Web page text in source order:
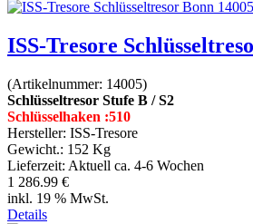
ISS-Tresore
(Artikelnummer: 14005)
Schlüsseltresor Stufe B / S2
Schlüsselhaken :510
Hersteller: ISS-Tresore
Gewicht.: 152 Kg
Lieferzeit: Aktuell ca. 4-6 Wochen
1 286.99 €
inkl. 19 % MwSt.
Details